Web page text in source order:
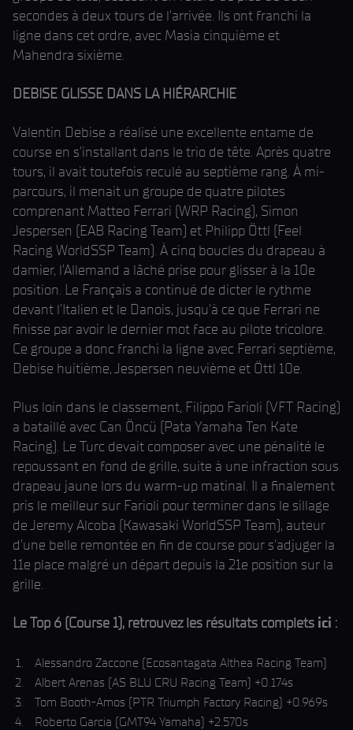
secondes à deux tours de l'arrivée. Ils ont franchi la
ligne dans cet ordre, avec Masia cinquième et
Mahendra sixième.
DEBISE GLISSE DANS LA HIÉRARCHIE
Valentin Debise a réalisé une excellente entame de
course en s'installant dans le trio de tête. Après quatre
tours, il avait toutefois reculé au septième rang. À mi-
parcours, il menait un groupe de quatre pilotes
comprenant Matteo Ferrari (WRP Racing), Simon
Jespersen (EAB Racing Team) et Philipp Öttl (Feel
Racing WorldSSP Team). À cinq boucles du drapeau à
damier, l'Allemand a lâché prise pour glisser à la 10e
position. Le Français a continué de dicter le rythme
devant l'Italien et le Danois, jusqu'à ce que Ferrari ne
finisse par avoir le dernier mot face au pilote tricolore.
Ce groupe a donc franchi la ligne avec Ferrari septième,
Debise huitième, Jespersen neuvième et Öttl 10e.
Plus loin dans le classement, Filippo Farioli (VFT Racing)
a bataillé avec Can Öncü (Pata Yamaha Ten Kate
Racing). Le Turc devait composer avec une pénalité le
repoussant en fond de grille, suite à une infraction sous
drapeau jaune lors du warm-up matinal. Il a finalement
pris le meilleur sur Farioli pour terminer dans le sillage
de Jeremy Alcoba (Kawasaki WorldSSP Team), auteur
d'une belle remontée en fin de course pour s'adjuger la
11e place malgré un départ depuis la 21e position sur la
grille.
Le Top 6 (Course 1), retrouvez les résultats complets ici :
Alessandro Zaccone (Ecosantagata Althea Racing Team)
Albert Arenas (AS BLU CRU Racing Team) +0.174s
Tom Booth-Amos (PTR Triumph Factory Racing) +0.969s
Roberto Garcia (GMT94 Yamaha) +2.570s